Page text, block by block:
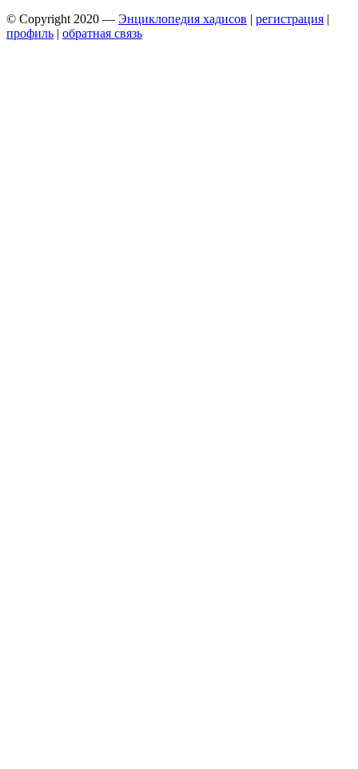
© Copyright 2020 — Энциклопедия хадисов | регистрация |
профиль | обратная связь